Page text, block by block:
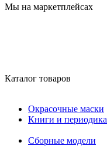
Мы на маркетплейсах
Каталог товаров
Окрасочные маски
Книги и периодика
Сборные модели